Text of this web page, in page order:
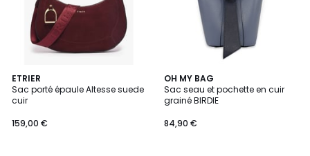
ETRIER
Sac porté épaule Altesse suede
cuir
159,00 €
2
Couleurs
OH MY BAG
Sac seau et pochette en cuir
grainé BIRDIE
84,90 €
13
Couleurs